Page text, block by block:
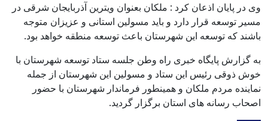
وی در پایان اذعان کرد : ملکان بعنوان ویترین آذربایجان شرقی در
مسیر توسعه قرار دارد و باید مسولین استانی و عزیزان متوجه
باشند که توسعه این شهرستان باعث توسعه منطقه خواهد بود.
به گزارش پایگاه خبری راه وطن جلسه ستاد توسعه شهرستان با
خوش ذوقی رئیس این ستاد و مسولین این شهرستان از جمله
نماینده مردم ملکان و همینطور فرماندار شهرستان با حضور
اصحاب رسانه های استان برگزار گردید.